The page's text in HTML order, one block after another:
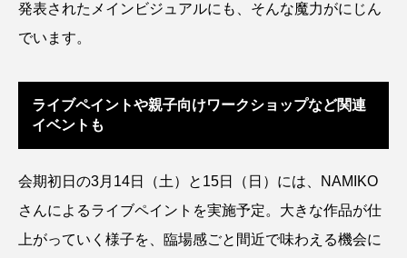
コウテイペンギン コオイムシ
コクチバス コクレン コチ
コブシメ コブダイ コメツキガニ
発表されたメインビジュアルにも、そんな魔力がにじん
でいます。
ライブペイントや親子向けワークショップなど関連
イベントも
会期初日の3月14日（土）と15日（日）には、NAMIKO
さんによるライブペイントを実施予定。大きな作品が仕
上がっていく様子を、臨場感ごと間近で味わえる機会に